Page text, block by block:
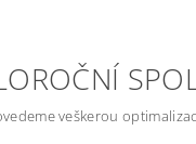
veškerou